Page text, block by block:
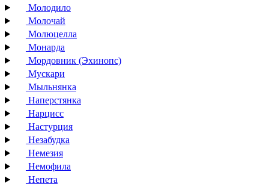
Молодило
Молочай
Молюцелла
Монарда
Мордовник (Эхинопс)
Мускари
Мыльнянка
Наперстянка
Нарцисс
Настурция
Незабудка
Немезия
Немофила
Непета